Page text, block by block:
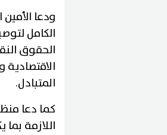
ودعا
الكامل
الحقوق
المتبادل.
كما دعا
اللازمة بما